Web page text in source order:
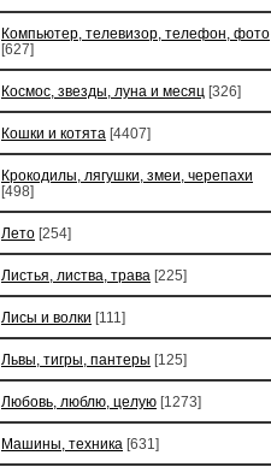
Компьютер, телевизор, телефон, фото
[627]
Космос, звезды, луна и месяц [326]
Кошки и котята [4407]
Крокодилы, лягушки, змеи, черепахи
[498]
Лето [254]
Листья, листва, трава [225]
Лисы и волки [111]
Львы, тигры, пантеры [125]
Любовь, люблю, целую [1273]
Машины, техника [631]